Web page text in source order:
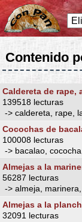
Contenido
Caldereta de rape,
139518 lecturas
-> caldereta, rape,
Cocochas de
100008 lecturas
-> bacalao,
Almejas a la
56287 lecturas
-> almeja,
Almejas a la
32091 lecturas